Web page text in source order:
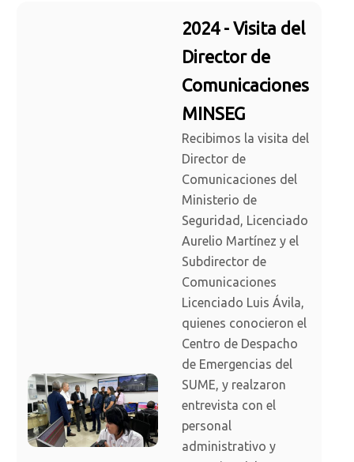
2024 - Visita del
Director de
Comunicaciones
MINSEG
Recibimos la visita del
Director de
Comunicaciones del
Ministerio de
Seguridad, Licenciado
Aurelio Martínez y el
Subdirector de
Comunicaciones
Licenciado Luis Ávila,
quienes conocieron el
Centro de Despacho
de Emergencias del
SUME, y realzaron
entrevista con el
personal
administrativo y